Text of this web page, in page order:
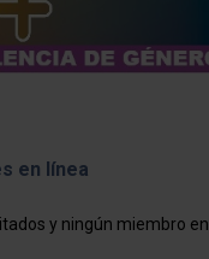
en línea
y ningún miembro en